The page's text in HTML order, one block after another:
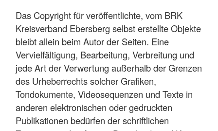
Das Copyright für veröffentlichte, vom BRK
Kreisverband Ebersberg selbst erstellte Objekte
bleibt allein beim Autor der Seiten. Eine
Vervielfältigung, Bearbeitung, Verbreitung und
jede Art der Verwertung außerhalb der Grenzen
des Urheberrechts solcher Grafiken,
Tondokumente, Videosequenzen und Texte in
anderen elektronischen oder gedruckten
Publikationen bedürfen der schriftlichen